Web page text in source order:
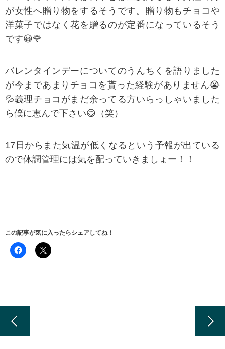
が女性へ贈り物をするそうです。贈り物もチョコや
洋菓子ではなく花を贈るのが定番になっているそう
です😀🌹
バレンタインデーについてのうんちくを語りました
が今まであまりチョコを貰った経験がありません😭
💦義理チョコがまだ余ってる方いらっしゃいました
ら僕に恵んで下さい😋（笑）
17日からまた気温が低くなるという予報が出ている
ので体調管理には気を配っていきましょー！！
この記事が気に入ったらシェアしてね！